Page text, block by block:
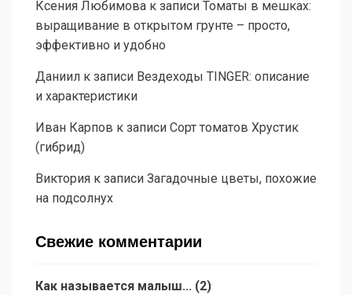
Ксения Любимова к записи Томаты в мешках:
выращивание в открытом грунте – просто,
эффективно и удобно
Даниил к записи Вездеходы TINGER: описание
и характеристики
Иван Карпов к записи Сорт томатов Хрустик
(гибрид)
Виктория к записи Загадочные цветы, похожие
на подсолнух
Свежие комментарии
Как называется малыш... (2)